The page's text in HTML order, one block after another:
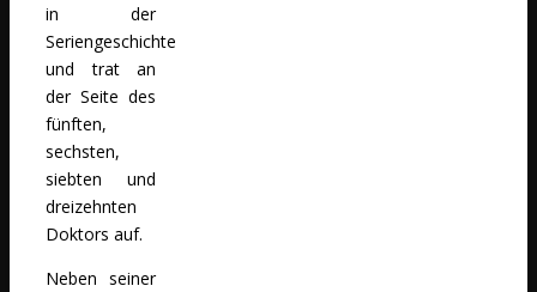
in der
Seriengeschichte
und trat an
der Seite des
fünften,
sechsten,
siebten und
dreizehnten
Doktors auf.
Neben seiner